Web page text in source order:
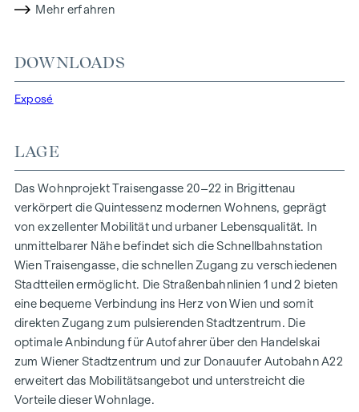
In der Traisengasse 20–22 vereinen sich Ästhetik und
Funktionalität in jeder Wohneinheit. Mit intelligenten
Grundrissen, die von gemütlichen Einzimmerapartments bis
stilvolle Markenfliesen veredeln das Interieur, während die
Fußbodenheizung, gespeist durch umweltfreundliche
Fernwärme, für ein behagliches Raumklima sorgt.
Außenliegender, elektrischer Sonnenschutz und
Klimaanlagen in den Dachgeschoßwohnungen
gewährleisten ein angenehmes Wohnambiente, selbst an
den heißesten Tagen.
AUSSTATTUNG
Eichenparkettböden
Stilvolle Markenfliesen
Außenliegender, elektrischer Sonnenschutz
Klimaanlage im DG
Mehr erfahren
DOWNLOADS
Exposé
LAGE
Das Wohnprojekt Traisengasse 20–22 in Brigittenau
verkörpert die Quintessenz modernen Wohnens, geprägt
von exzellenter Mobilität und urbaner Lebensqualität. In
unmittelbarer Nähe befindet sich die Schnellbahnstation
Wien Traisengasse, die schnellen Zugang zu verschiedenen
Stadtteilen ermöglicht. Die Straßenbahnlinien 1 und 2 bieten
eine bequeme Verbindung ins Herz von Wien und somit
direkten Zugang zum pulsierenden Stadtzentrum. Die
optimale Anbindung für Autofahrer über den Handelskai
zum Wiener Stadtzentrum und zur Donauufer Autobahn A22
erweitert das Mobilitätsangebot und unterstreicht die
Vorteile dieser Wohnlage.